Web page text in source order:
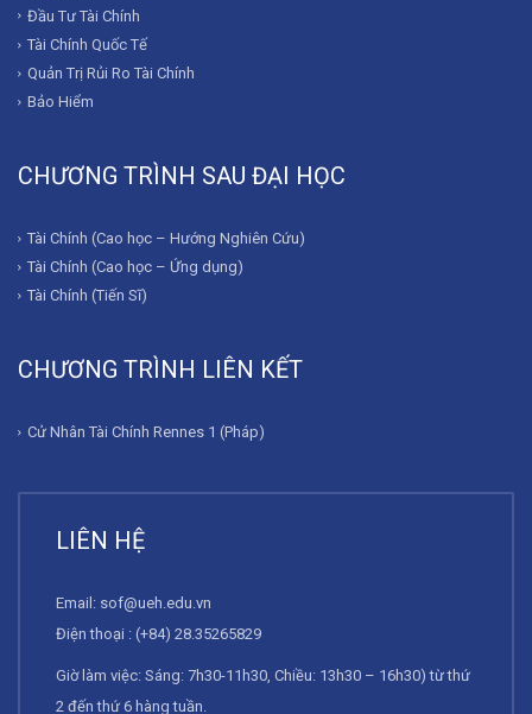
Đầu Tư Tài Chính
Tài Chính Quốc Tế
Quản Trị Rủi Ro Tài Chính
Bảo Hiểm
CHƯƠNG TRÌNH SAU ĐẠI HỌC
Tài Chính (Cao học – Hướng Nghiên Cứu)
Tài Chính (Cao học – Ứng dụng)
Tài Chính (Tiến Sĩ)
CHƯƠNG TRÌNH LIÊN KẾT
Cử Nhân Tài Chính Rennes 1 (Pháp)
LIÊN HỆ
Email: sof@ueh.edu.vn
Điện thoại : (+84) 28.35265829
Giờ làm việc: Sáng: 7h30-11h30, Chiều: 13h30 – 16h30) từ thứ
2 đến thứ 6 hàng tuần.